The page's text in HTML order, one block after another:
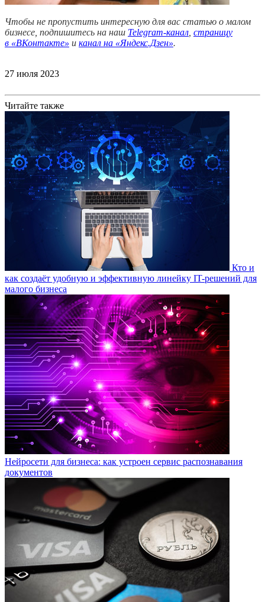
Чтобы не пропустить интересную для вас статью о малом
бизнесе, подпишитесь на наш Telegram-канал страницу
в «ВКонтакте» и канал на «Яндекс.Дзен».
27 июля 2023
Читайте также
Кто и
как создаёт удобную и эффективную линейку IT-решений для
малого бизнеса
Нейросети для бизнеса: как устроен сервис распознавания
документов